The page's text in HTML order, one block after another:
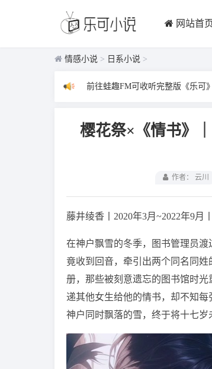
网站首
情感小说 > 日系小说 >
前往蛙趣FM可收听完整版《乐可
樱花祭×《情书》
作者： 云川
藤井绫香丨2020年3月~2022年9月
在神户飘雪的冬季，图书管理员
竟收到回音，牵引出两个同名同
册，那些被刻意遗忘的图书馆时
递其他女生给他的情书，却不知
神户同时飘落的雪，终于将十七岁